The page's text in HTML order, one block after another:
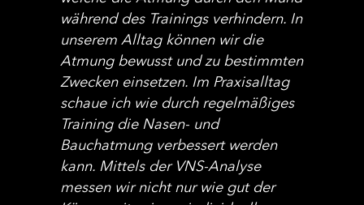
während des Trainings verhindern. In
unserem Alltag können wir die
Atmung bewusst und zu bestimmten
Zwecken einsetzen. Im Praxisalltag
schaue ich wie durch regelmäßiges
Training die Nasen- und
Bauchatmung verbessert werden
kann. Mittels der VNS-Analyse
messen wir nicht nur wie gut der